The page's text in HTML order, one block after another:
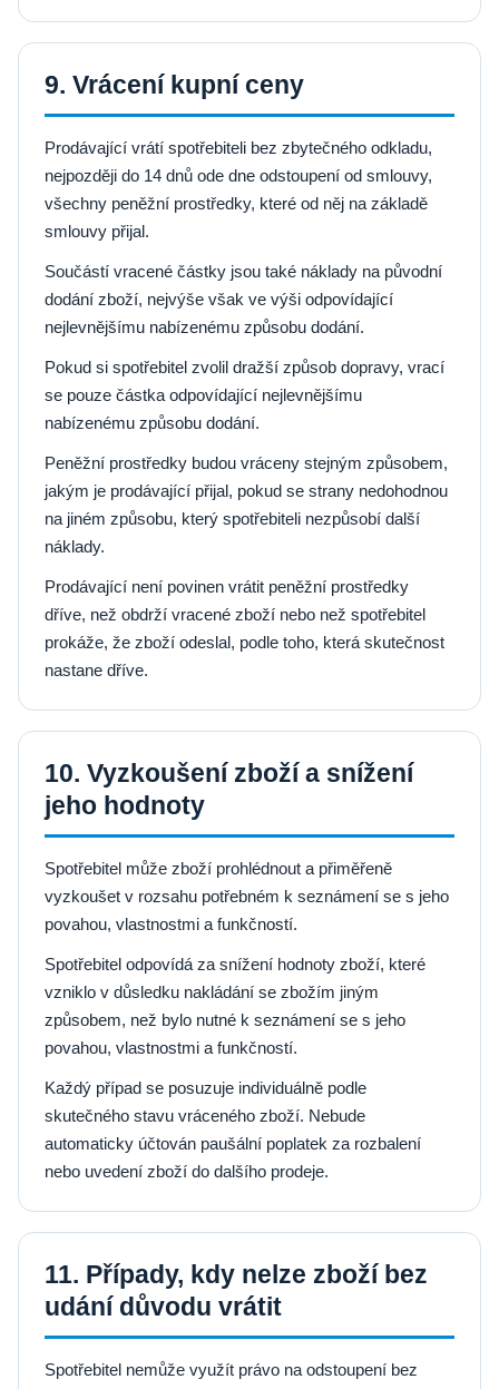
9. Vrácení kupní ceny
Prodávající vrátí spotřebiteli bez zbytečného odkladu,
nejpozději do 14 dnů ode dne odstoupení od smlouvy,
všechny peněžní prostředky, které od něj na základě
smlouvy přijal.
Součástí vracené částky jsou také náklady na původní
dodání zboží, nejvýše však ve výši odpovídající
nejlevnějšímu nabízenému způsobu dodání.
Pokud si spotřebitel zvolil dražší způsob dopravy, vrací
se pouze částka odpovídající nejlevnějšímu
nabízenému způsobu dodání.
Peněžní prostředky budou vráceny stejným způsobem,
jakým je prodávající přijal, pokud se strany nedohodnou
na jiném způsobu, který spotřebiteli nezpůsobí další
náklady.
Prodávající není povinen vrátit peněžní prostředky
dříve, než obdrží vracené zboží nebo než spotřebitel
prokáže, že zboží odeslal, podle toho, která skutečnost
nastane dříve.
10. Vyzkoušení zboží a snížení
jeho hodnoty
Spotřebitel může zboží prohlédnout a přiměřeně
vyzkoušet v rozsahu potřebném k seznámení se s jeho
povahou, vlastnostmi a funkčností.
Spotřebitel odpovídá za snížení hodnoty zboží, které
vzniklo v důsledku nakládání se zbožím jiným
způsobem, než bylo nutné k seznámení se s jeho
povahou, vlastnostmi a funkčností.
Každý případ se posuzuje individuálně podle
skutečného stavu vráceného zboží. Nebude
automaticky účtován paušální poplatek za rozbalení
nebo uvedení zboží do dalšího prodeje.
11. Případy, kdy nelze zboží bez
udání důvodu vrátit
Spotřebitel nemůže využít právo na odstoupení bez